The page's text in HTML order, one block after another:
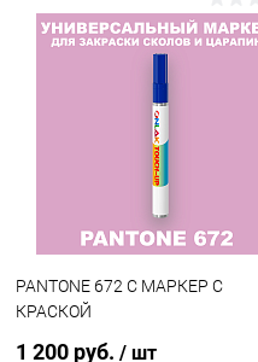
Цвет:
матовая
PANTONE 672 C МАРКЕР С
КРАСКОЙ
1 200 руб. / шт